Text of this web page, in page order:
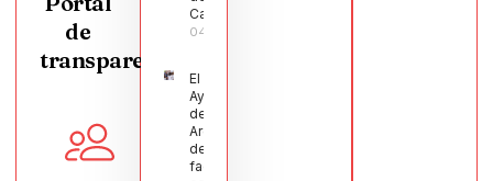
de
transparencia
Calatrava
04/08/2026
El
Ayuntamiento
de
Argamasilla
de Calatrava
facilita la